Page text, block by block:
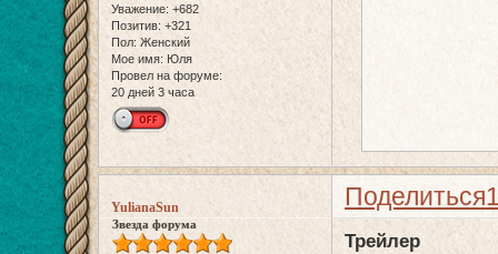
Уважение: +682
Позитив: +321
Пол: Женский
Мое имя: Юля
Провел на форуме:
20 дней 3 часа
Поделиться
YulianaSun
Звезда форума
Трейлер